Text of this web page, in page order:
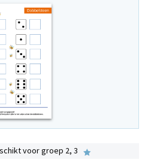
voor groep 2, 3